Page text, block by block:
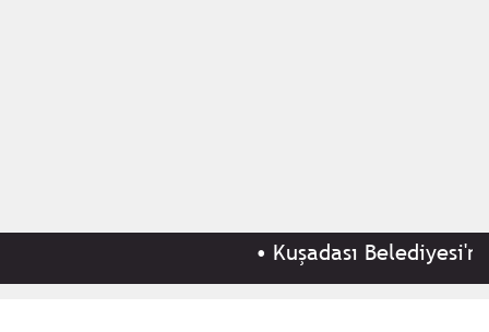
•Kuşadası